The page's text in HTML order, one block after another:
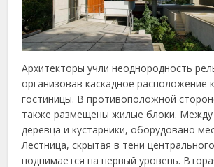
Архитекторы учли неоднородность
организовав каскадное расположение
гостиницы. В противоположной
также размещены жилые блоки. Между
деревца и кустарники, оборудовано
Лестница, скрытая в тени
поднимается на первый уровень.